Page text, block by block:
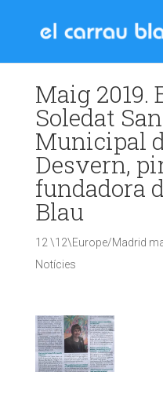
Maig 2019.
Soledat
Municipal
Desvern,
fundadora
Blau
12 \12\Europe/Madrid
Notícies